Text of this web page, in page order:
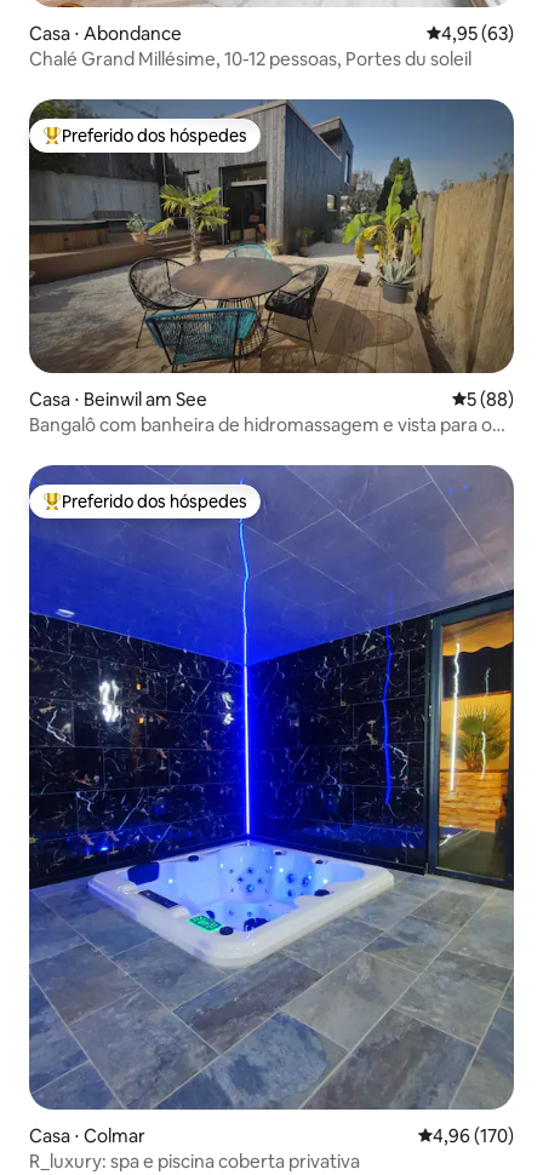
Casa ⋅ Abondance 4,95 de uma
4,95 (63)
Chalé Grand Millésime, 10-12 pessoas, Portes du soleil
Entre os melhores preferidos dos hóspedes
Preferido dos hóspedes
Casa ⋅ Beinwil am See 5 de uma
5 (88)
Bangalô com banheira de hidromassagem e vista para o
Entre os melhores preferidos dos hóspedes
Preferido dos hóspedes
Casa ⋅ Colmar 4,96 de uma
4,96 (170)
R_luxury: spa e piscina coberta privativa